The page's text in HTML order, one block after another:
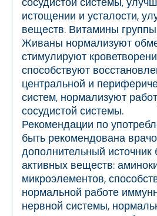
истощении и усталости,
веществ. Витамины
Живаны нормализуют
стимулируют
способствуют
центральной и
систем, нормализуют
сосудистой системы.
Рекомендации по
быть рекомендована
дополнительный источник
активных веществ:
микроэлементов,
нормальной работе
нервной системы,